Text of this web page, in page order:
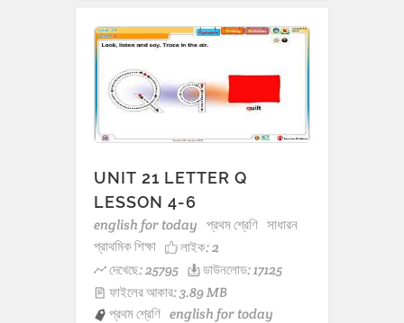
UNIT 21 LETTER Q
LESSON 4-6
english for today প্রথম শ্রেণি সাধারন
প্রাথমিক শিক্ষা
লাইক:2
দেখেছে: 25795
ডাউনলোড: 17125
ফাইলের আকার: 3.89 MB
প্রথম শ্রেণি english for today